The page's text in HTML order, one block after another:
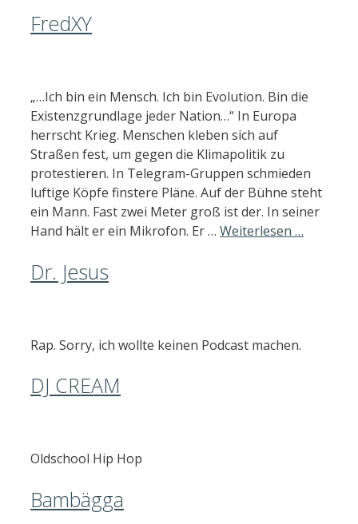
FredXY
„…Ich bin ein Mensch. Ich bin Evolution. Bin die
Existenzgrundlage jeder Nation…“ In Europa
herrscht Krieg. Menschen kleben sich auf
Straßen fest, um gegen die Klimapolitik zu
protestieren. In Telegram-Gruppen schmieden
luftige Köpfe finstere Pläne. Auf der Bühne steht
ein Mann. Fast zwei Meter groß ist der. In seiner
Hand hält er ein Mikrofon. Er … Weiterlesen …
Dr. Jesus
Rap. Sorry, ich wollte keinen Podcast machen.
DJ CREAM
Oldschool Hip Hop
Bambägga